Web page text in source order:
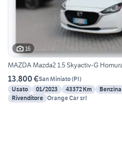
16
MAZDA Mazda2 1.5 Skyactiv-G
13.800 €San Miniato(PI)
Usato
01/2023 43372 Km Benzina
Rivenditore Orange Car srl